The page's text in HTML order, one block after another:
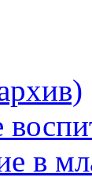
в